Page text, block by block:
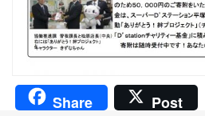
Share Post